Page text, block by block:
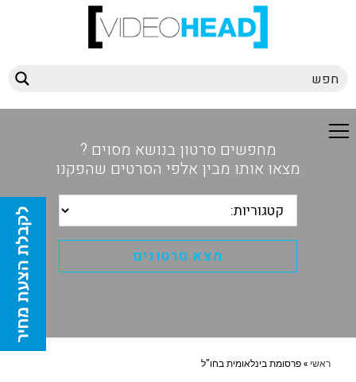
מחפשים סרטון בנושא מסוים ?
מצאו אותו מבין אלפי הסרטים שהפקנו
ראשי »פרסומת בינלאומית בחו"ל